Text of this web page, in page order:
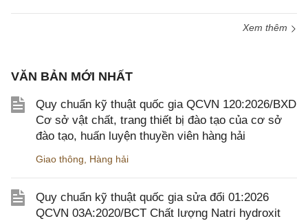
Xem thêm
VĂN BẢN MỚI NHẤT
Quy chuẩn kỹ thuật quốc gia QCVN 120:2026/BXD
Cơ sở vật chất, trang thiết bị đào tạo của cơ sở
đào tạo, huấn luyện thuyền viên hàng hải
Giao thông, Hàng hải
Quy chuẩn kỹ thuật quốc gia sửa đổi 01:2026
QCVN 03A:2020/BCT Chất lượng Natri hydroxit